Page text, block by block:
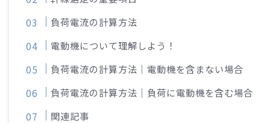
負荷電流の計算方法
電動機について理解しよう！
負荷電流の計算方法｜電動機を含まない場合
負荷電流の計算方法｜負荷に電動機を含む場合
関連記事